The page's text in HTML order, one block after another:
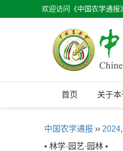
欢迎访问《中国农学通报
首页 关于本
中国农学通报 ›› 2024,
• 林学·园艺·园林 •